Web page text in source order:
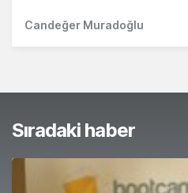
Candeğer Muradoğlu
Sıradaki haber